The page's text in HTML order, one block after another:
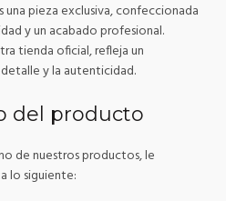
una pieza exclusiva, confeccionada
y un acabado profesional.
tienda oficial, refleja un
y la autenticidad.
del producto
de nuestros productos, le
lo siguiente: